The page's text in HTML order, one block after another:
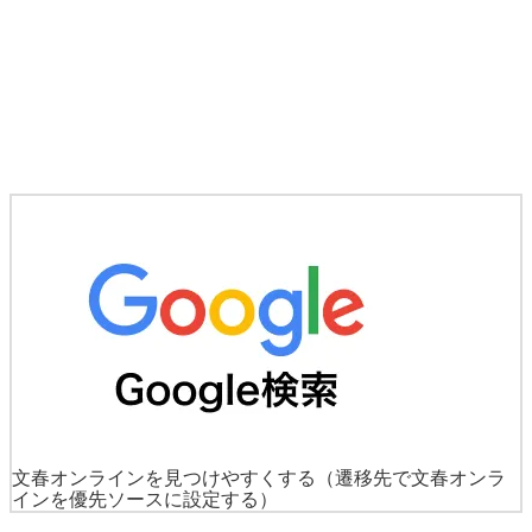
文春オンラインを見つけやすくする
（遷移先で文春オンラ
インを優先ソースに設定する）